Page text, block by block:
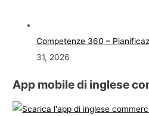
Competenze 360 –
31, 2026
App mobile di inglese